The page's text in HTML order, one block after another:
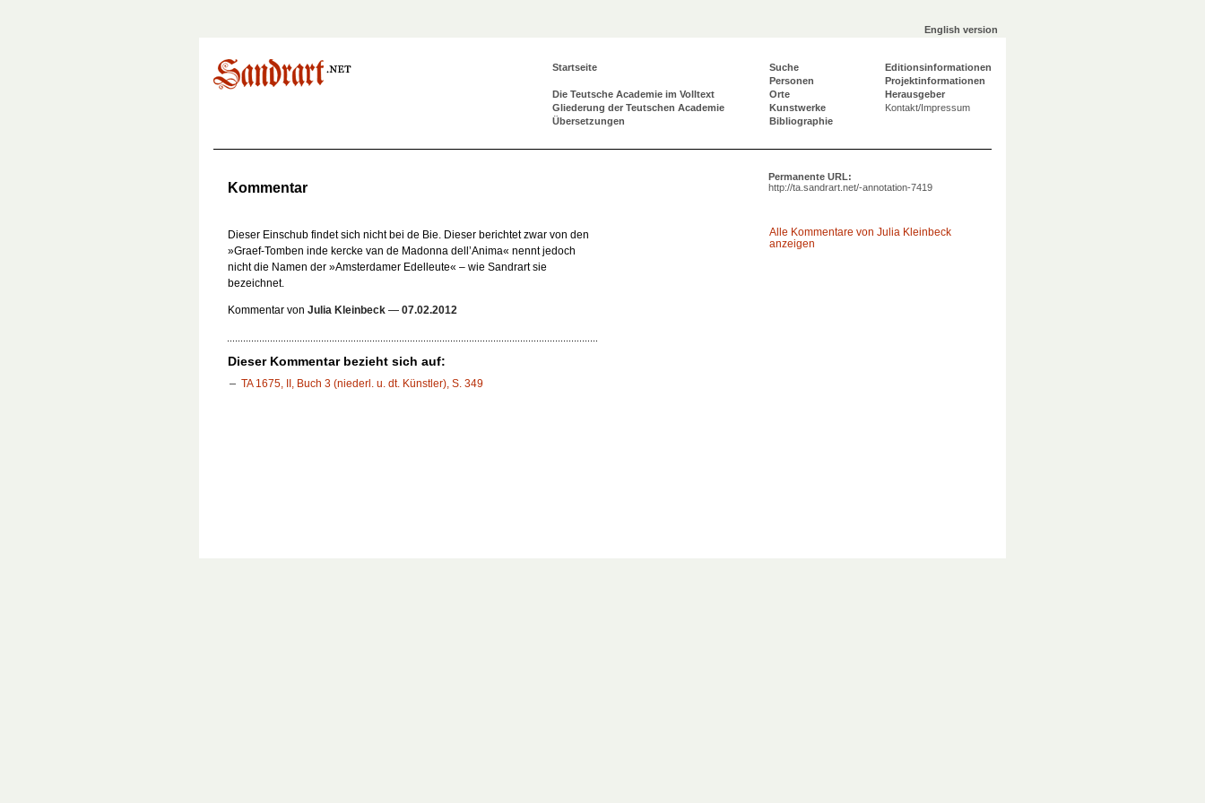
English version
Startseite
Die Teutsche Academie im Volltext
Gliederung der Teutschen Academie
Übersetzungen
Suche
Personen
Orte
Kunstwerke
Bibliographie
Editionsinformationen
Projektinformationen
Herausgeber
Kontakt/Impressum
Permanente URL:
http://ta.sandrart.net/-annotation-7419
Kommentar
Alle Kommentare von Julia Kleinbeck
anzeigen
Dieser Einschub findet sich nicht bei de Bie. Dieser berichtet zwar von den
»Graef-Tomben inde kercke van de Madonna dell’Anima« nennt jedoch
nicht die Namen der »Amsterdamer Edelleute« – wie Sandrart sie
bezeichnet.
Kommentar von Julia Kleinbeck — 07.02.2012
Dieser Kommentar bezieht sich auf:
TA 1675, II, Buch 3 (niederl. u. dt. Künstler), S. 349